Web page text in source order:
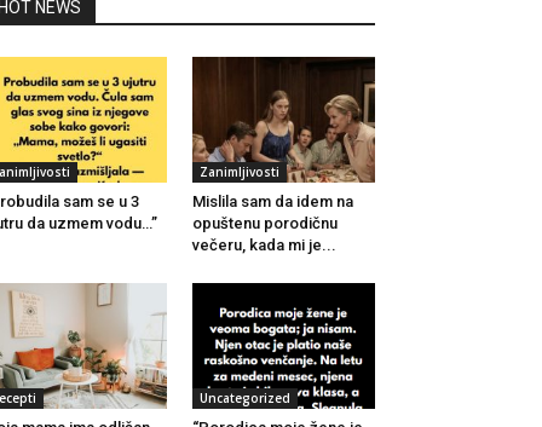
NEWS
sam se u 3
da uzmem vodu…”
Zanimljivosti
Mislila sam da idem na
opuštenu porodičnu
večeru, kada mi je...
Uncategorized